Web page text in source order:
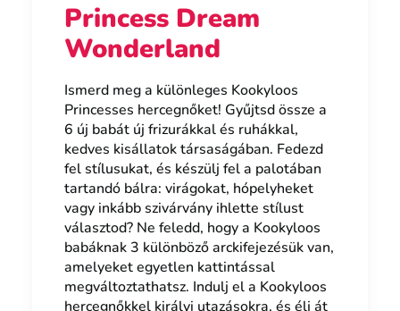
Princess Dream
Wonderland
Ismerd meg a különleges Kookyloos
Princesses hercegnőket! Gyűjtsd össze a
6 új babát új frizurákkal és ruhákkal,
kedves kisállatok társaságában. Fedezd
fel stílusukat, és készülj fel a palotában
tartandó bálra: virágokat, hópelyheket
vagy inkább szivárvány ihlette stílust
választod? Ne feledd, hogy a Kookyloos
babáknak 3 különböző arckifejezésük van,
amelyeket egyetlen kattintással
megváltoztathatsz. Indulj el a Kookyloos
hercegnőkkel királyi utazásokra, és élj át